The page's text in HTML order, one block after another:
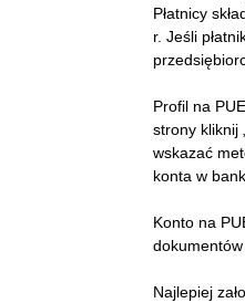
Płatnicy
r. Jeśli
Profil na
strony kliknij
wskazać
konta w
Konto na
Najlepiej